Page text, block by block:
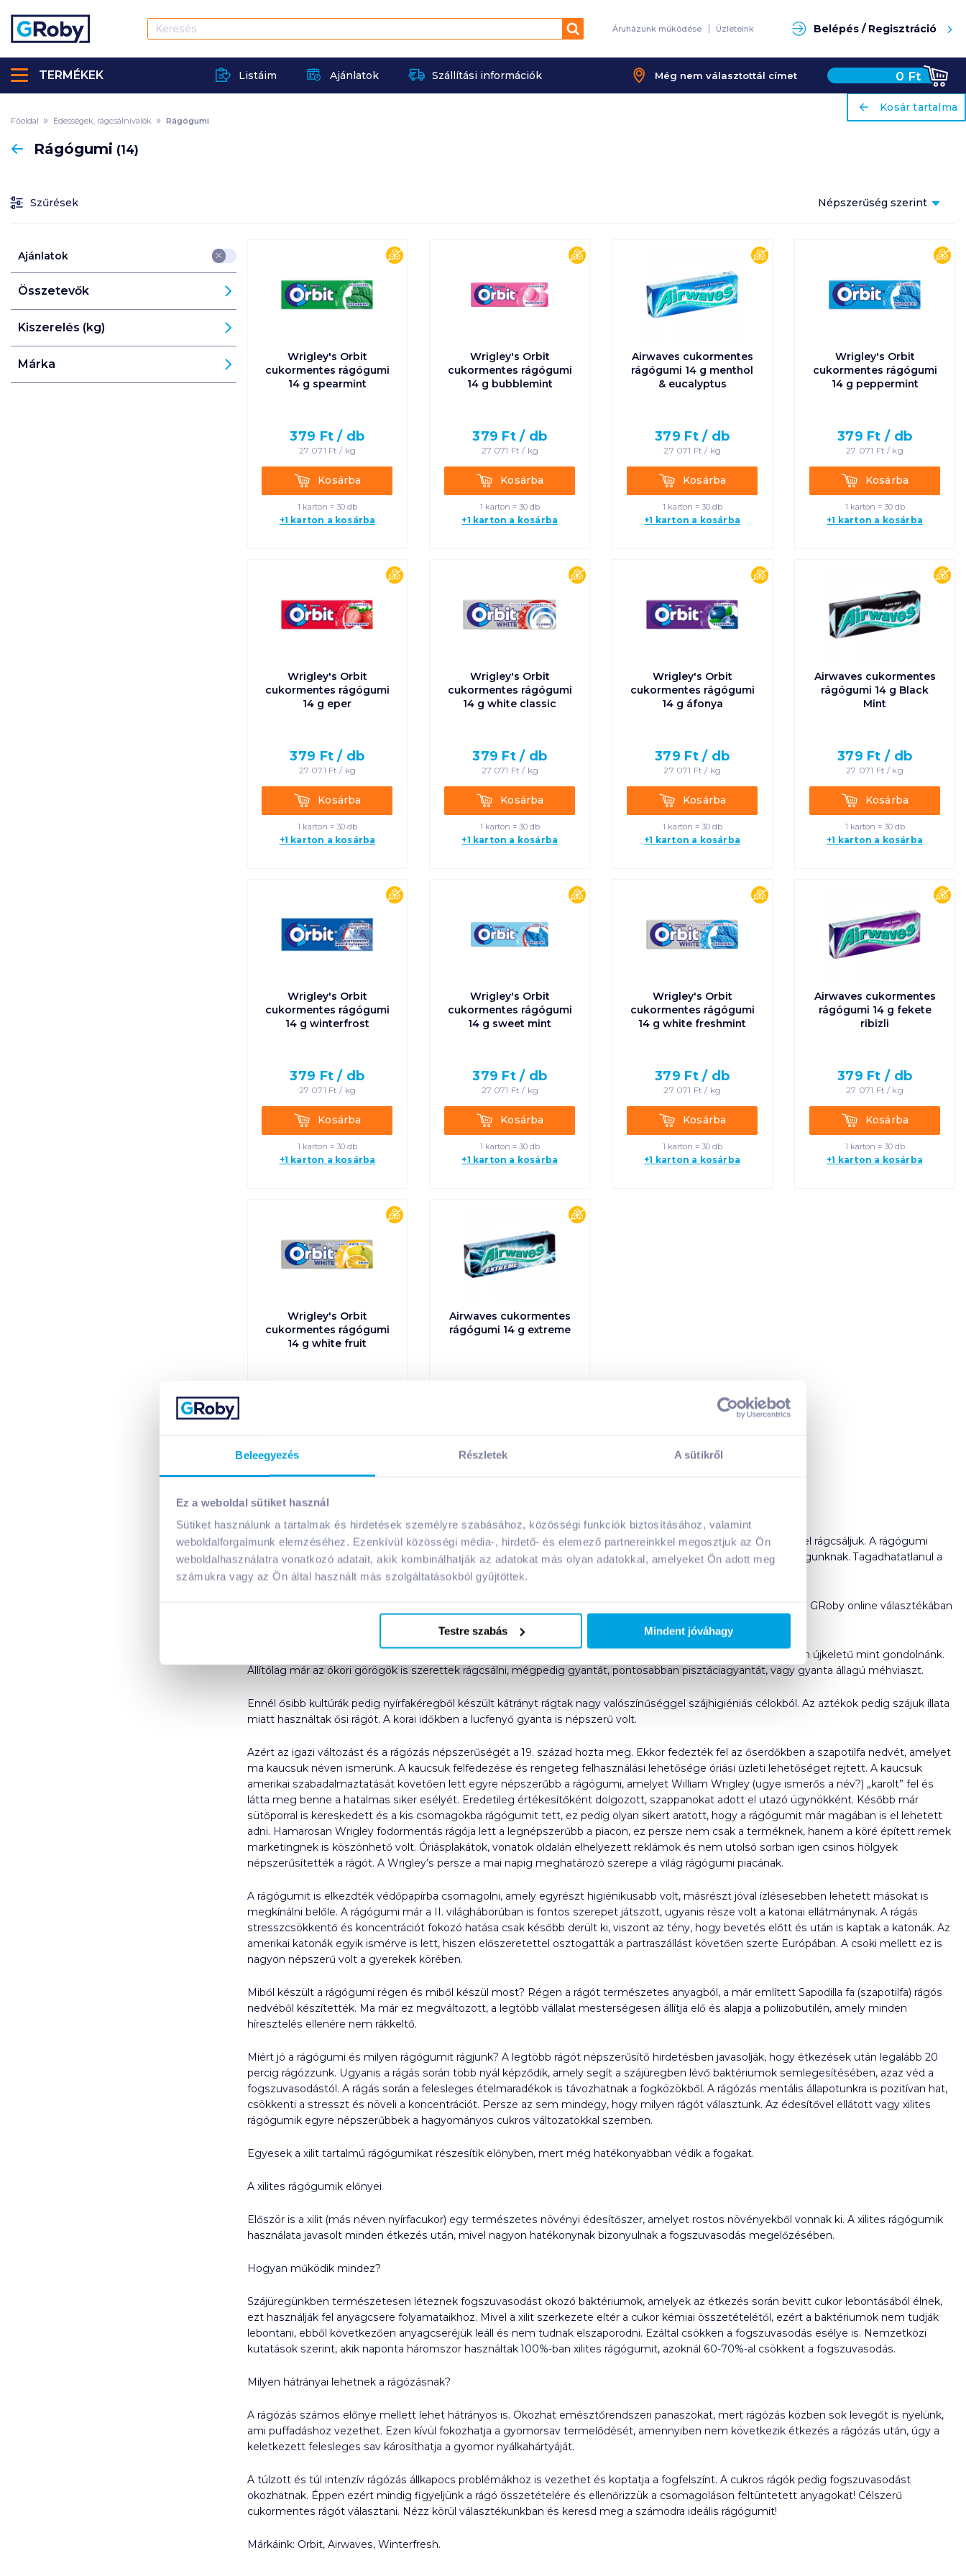
Beleegyezés Részletek A sütikről
Ez a weboldal sütiket használ
Sütiket használunk a tartalmak és hirdetések személyre szabásához, közösségi funkciók biztosításához, valamint
weboldalforgalmunk elemzéséhez. Ezenkívül közösségi média-, hirdető- és elemező partnereinkkel megosztjuk az Ön
weboldalhasználatra vonatkozó adatait, akik kombinálhatják az adatokat más olyan adatokkal, amelyeket Ön adott meg
számukra vagy az Ön által használt más szolgáltatásokból gyűjtöttek.
Testre szabás Mindent jóváhagy
Keresés Áruházunk működése Üzleteink Belépés / Regisztráció
Listáim Ajánlatok Szállítási információk Még nem választottál címet 0 Ft
TERMÉKEK
ariaLabel
Kosár tartalma
A kosarad jelenleg üres.
Adj hozzá termékeket!
Főoldal Édességek, rágcsálnivalók Rágógumi
VisszaRágógumi (14)
Szűrések Népszerűség szerint
Ár szerint növekvő
Ár szerint csökkenő
növekvő
Termék neve A-Z
Termék neve Z-A
Ajánlatok
Összetevők
Kiszerelés (kg)
Márka
cukormentes
Wrigley's Orbit
cukormentes rágógumi
14 g spearmint
379 Ft / db
27 071 Ft / kg
KosárbaKosárba
1 karton = 30 db
+1 karton a kosárba
cukormentes
Wrigley's Orbit
cukormentes rágógumi
14 g bubblemint
379 Ft / db
27 071 Ft / kg
KosárbaKosárba
1 karton = 30 db
+1 karton a kosárba
cukormentes
Airwaves cukormentes
rágógumi 14 g menthol
& eucalyptus
379 Ft / db
27 071 Ft / kg
KosárbaKosárba
1 karton = 30 db
+1 karton a kosárba
Wrigley's Orbit
cukormentes rágógumi
14 g peppermint
379 Ft / db
27 071 Ft / kg
KosárbaKosárba
1 karton = 30 db
+1 karton a kosárba
cukormentes
Wrigley's Orbit
cukormentes rágógumi
14 g eper
379 Ft / db
27 071 Ft / kg
KosárbaKosárba
1 karton = 30 db
+1 karton a kosárba
cukormentes
Wrigley's Orbit
cukormentes rágógumi
14 g white classic
379 Ft / db
27 071 Ft / kg
KosárbaKosárba
1 karton = 30 db
+1 karton a kosárba
cukormentes
Wrigley's Orbit
cukormentes rágógumi
14 g áfonya
379 Ft / db
27 071 Ft / kg
KosárbaKosárba
1 karton = 30 db
+1 karton a kosárba
Airwaves cukormentes
rágógumi 14 g Black
Mint
379 Ft / db
27 071 Ft / kg
KosárbaKosárba
1 karton = 30 db
+1 karton a kosárba
cukormentes
Wrigley's Orbit
cukormentes rágógumi
14 g winterfrost
379 Ft / db
27 071 Ft / kg
KosárbaKosárba
1 karton = 30 db
+1 karton a kosárba
cukormentes
Wrigley's Orbit
cukormentes rágógumi
14 g sweet mint
379 Ft / db
27 071 Ft / kg
KosárbaKosárba
1 karton = 30 db
+1 karton a kosárba
cukormentes
Wrigley's Orbit
cukormentes rágógumi
14 g white freshmint
379 Ft / db
27 071 Ft / kg
KosárbaKosárba
1 karton = 30 db
+1 karton a kosárba
Airwaves cukormentes
rágógumi 14 g fekete
ribizli
379 Ft / db
27 071 Ft / kg
KosárbaKosárba
1 karton = 30 db
+1 karton a kosárba
cukormentes
Wrigley's Orbit
cukormentes rágógumi
14 g white fruit
+1 karton a kosárba
cukormentes
Airwaves cukormentes
rágógumi 14 g extreme
Színes, fehér, gömbalakú, lapos, vagy kisebb cukorka formájú és állagú. Számos ízben kapható és előszeretettel rágcsáljuk. A rágógumi
életünk része és a mai széles választéknak köszönhetően szinte bármilyen formát, színt, ízt választhatunk magunknak. Tagadhatatlanul a
gyerekek nagy kedvence, akik persze főleg a színes, szagos különlegességekért rajonganak.
Ám a rágózásnak jótékony hatásai is vannak, főleg, ha megfelelő összetételű rágnivalót választjuk. Nézz körül a GRoby online választékában
A rágót a modern világ találmányaként kezeljük, azonban számos kutatás bizonyítja, hogy egyáltalán nem olyan újkeletű mint gondolnánk.
Állítólag már az ókori görögök is szerettek rágcsálni, mégpedig gyantát, pontosabban pisztáciagyantát, vagy gyanta állagú méhviaszt.
Ennél ősibb kultúrák pedig nyírfakéregből készült kátrányt rágtak nagy valószínűséggel szájhigiéniás célokból. Az aztékok pedig szájuk illata
miatt használtak ősi rágót. A korai időkben a lucfenyő gyanta is népszerű volt.
Azért az igazi változást és a rágózás népszerűségét a 19. század hozta meg. Ekkor fedezték fel az őserdőkben a szapotilfa nedvét, amelyet
ma kaucsuk néven ismerünk. A kaucsuk felfedezése és rengeteg felhasználási lehetősége óriási üzleti lehetőséget rejtett. A kaucsuk
amerikai szabadalmaztatását követően lett egyre népszerűbb a rágógumi, amelyet William Wrigley (ugye ismerős a név?) „karolt” fel és
látta meg benne a hatalmas siker esélyét. Eredetileg értékesítőként dolgozott, szappanokat adott el utazó ügynökként. Később már
sütőporral is kereskedett és a kis csomagokba rágógumit tett, ez pedig olyan sikert aratott, hogy a rágógumit már magában is el lehetett
adni. Hamarosan Wrigley fodormentás rágója lett a legnépszerűbb a piacon, ez persze nem csak a terméknek, hanem a köré épített remek
marketingnek is köszönhető volt. Óriásplakátok, vonatok oldalán elhelyezett reklámok és nem utolsó sorban igen csinos hölgyek
népszerűsítették a rágót. A Wrigley’s persze a mai napig meghatározó szerepe a világ rágógumi piacának.
A rágógumit is elkezdték védőpapírba csomagolni, amely egyrészt higiénikusabb volt, másrészt jóval ízlésesebben lehetett másokat is
megkínálni belőle. A rágógumi már a II. világháborúban is fontos szerepet játszott, ugyanis része volt a katonai ellátmánynak. A rágás
stresszcsökkentő és koncentrációt fokozó hatása csak később derült ki, viszont az tény, hogy bevetés előtt és után is kaptak a katonák. Az
amerikai katonák egyik ismérve is lett, hiszen előszeretettel osztogatták a partraszállást követően szerte Európában. A csoki mellett ez is
nagyon népszerű volt a gyerekek körében.
Miből készült a rágógumi régen és miből készül most? Régen a rágót természetes anyagból, a már említett Sapodilla fa (szapotilfa) rágós
nedvéből készítették. Ma már ez megváltozott, a legtöbb vállalat mesterségesen állítja elő és alapja a poliizobutilén, amely minden
híresztelés ellenére nem rákkeltő.
Miért jó a rágógumi és milyen rágógumit rágjunk? A legtöbb rágót népszerűsítő hirdetésben javasolják, hogy étkezések után legalább 20
percig rágózzunk. Ugyanis a rágás során több nyál képződik, amely segít a szájüregben lévő baktériumok semlegesítésében, azaz véd a
fogszuvasodástól. A rágás során a felesleges ételmaradékok is távozhatnak a fogközökből. A rágózás mentális állapotunkra is pozitívan hat,
csökkenti a stresszt és növeli a koncentrációt. Persze az sem mindegy, hogy milyen rágót választunk. Az édesítővel ellátott vagy xilites
rágógumik egyre népszerűbbek a hagyományos cukros változatokkal szemben.
Egyesek a xilit tartalmú rágógumikat részesítik előnyben, mert még hatékonyabban védik a fogakat.
A xilites rágógumik előnyei
Először is a xilit (más néven nyírfacukor) egy természetes növényi édesítőszer, amelyet rostos növényekből vonnak ki. A xilites rágógumik
használata javasolt minden étkezés után, mivel nagyon hatékonynak bizonyulnak a fogszuvasodás megelőzésében.
Hogyan működik mindez?
Szájüregünkben természetesen léteznek fogszuvasodást okozó baktériumok, amelyek az étkezés során bevitt cukor lebontásából élnek,
ezt használják fel anyagcsere folyamataikhoz. Mivel a xilit szerkezete eltér a cukor kémiai összetételétől, ezért a baktériumok nem tudják
lebontani, ebből következően anyagcseréjük leáll és nem tudnak elszaporodni. Ezáltal csökken a fogszuvasodás esélye is. Nemzetközi
kutatások szerint, akik naponta háromszor használtak 100%-ban xilites rágógumit, azoknál 60-70%-al csökkent a fogszuvasodás.
Milyen hátrányai lehetnek a rágózásnak?
A rágózás számos előnye mellett lehet hátrányos is. Okozhat emésztőrendszeri panaszokat, mert rágózás közben sok levegőt is nyelünk,
ami puffadáshoz vezethet. Ezen kívül fokozhatja a gyomorsav termelődését, amennyiben nem következik étkezés a rágózás után, úgy a
keletkezett felesleges sav károsíthatja a gyomor nyálkahártyáját.
A túlzott és túl intenzív rágózás állkapocs problémákhoz is vezethet és koptatja a fogfelszínt. A cukros rágók pedig fogszuvasodást
okozhatnak. Éppen ezért mindig figyeljünk a rágó összetételére és ellenőrizzük a csomagoláson feltüntetett anyagokat! Célszerű
cukormentes rágót választani. Nézz körül választékunkban és keresd meg a számodra ideális rágógumit!
Márkáink: Orbit, Airwaves, Winterfresh.